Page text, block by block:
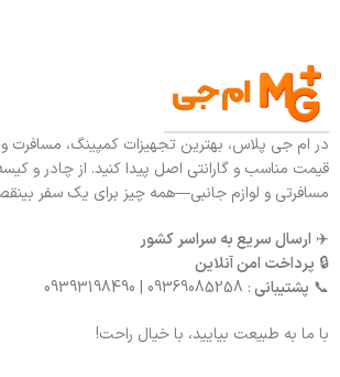
در ام جی پلاس، بهترین تجهیزات کمپینگ، مسافرت و
قیمت مناسب و گارانتی اصل پیدا کنید. از چادر و
مسافرتی و لوازم جانبی—همه چیز برای یک سفر
✈️ ارسال سریع به سراسر کشور
🔒 پرداخت امن آنلاین
📞 پشتیبانی: 09369085258 | 09393198490
با ما به طبیعت بیایید، با خیال راحت!